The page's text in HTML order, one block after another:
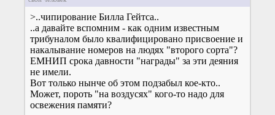
>..чипирование Билла Гейтса..
..а давайте вспомним - как одним известным
трибуналом было квалифицировано присвоение и
накалывание номеров на людях "второго сорта"?
ЕМНИП срока давности "награды" за эти деяния
не имели.
Вот только нынче об этом подзабыл кое-кто..
Может, пороть "на воздусях" кого-то надо для
освежения памяти?